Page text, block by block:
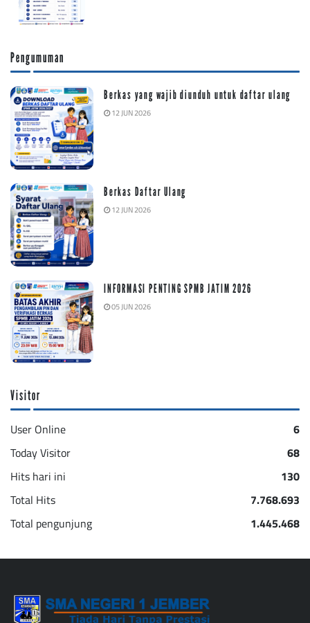
Pengumuman
Berkas yang wajib diunduh untuk daftar ulang
12 JUN 2026
Berkas Daftar Ulang
12 JUN 2026
INFORMASI PENTING SPMB JATIM 2026
05 JUN 2026
Visitor
User Online
6
Today Visitor
68
Hits hari ini
130
Total Hits
7.768.693
Total pengunjung
1.445.468